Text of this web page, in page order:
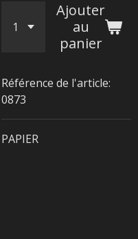
Ajouter
au
panier
Référence de l'article:
0873
PAPIER